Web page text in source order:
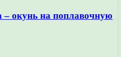
окунь на поплавочную